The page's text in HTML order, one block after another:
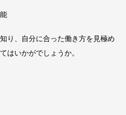
り、自分に合った働き方を見極め
はいかがでしょうか。